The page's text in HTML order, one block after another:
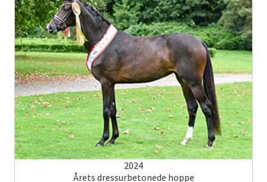
2024
Årets dressurbetonede hoppe